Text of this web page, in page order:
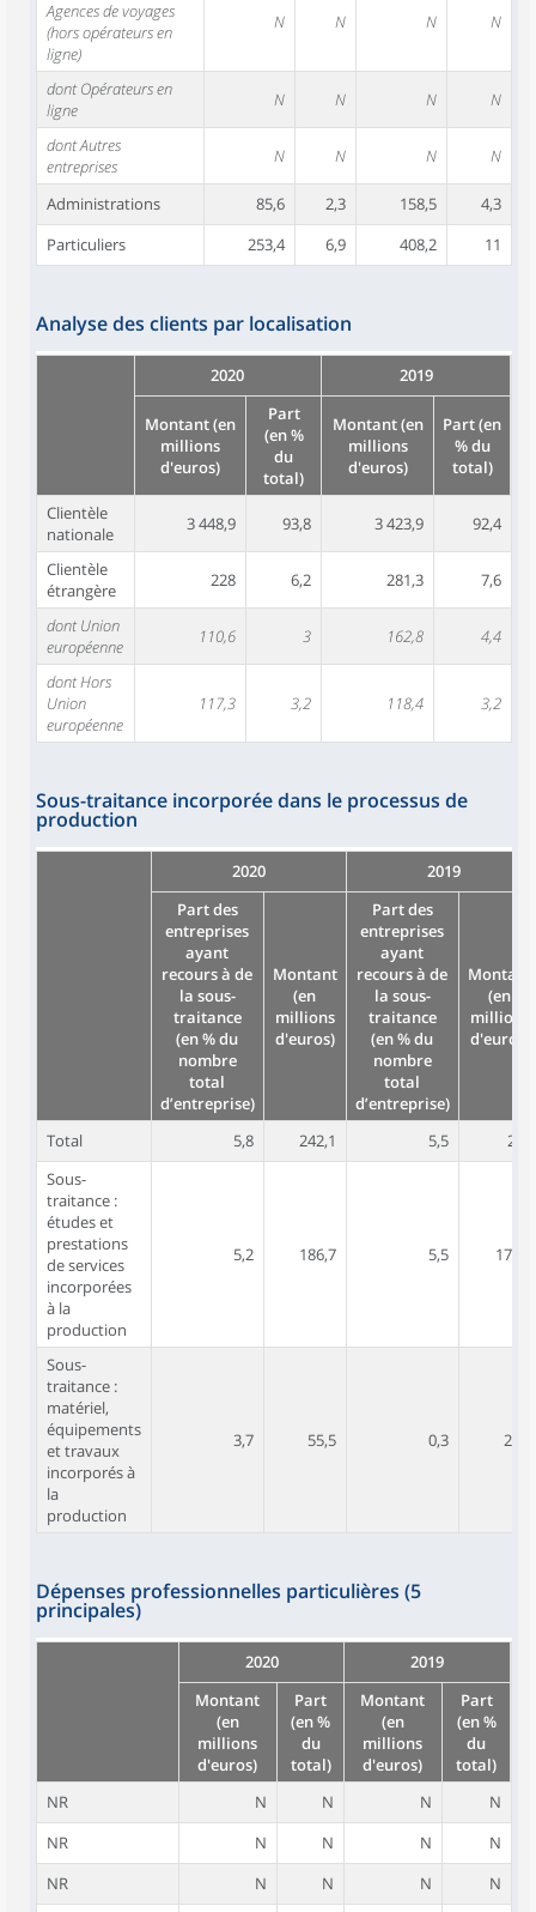
Agences de voyages
(hors opérateurs en
ligne)
N N N N
dont Opérateurs en
ligne
N N N N
dont Autres
entreprises
N N N N
Administrations 85,6 2,3 158,5
4,3
Particuliers
253,4 6,9 408,2 11
Analyse des clients par localisation
2020 2019
Montant (en
millions
d'euros)
Part
(en %
du
total)
Montant (en
millions
d'euros)
Part (en
% du
total)
Clientèle
nationale
3 448,9 93,8 3 423,9 92,4
Clientèle
étrangère
228 6,2 281,3 7,6
dont Union
européenne
110,6 3 162,8 4,4
dont Hors
Union
européenne
117,3 3,2 118,4 3,2
Sous-traitance incorporée dans le processus de
production
2020
2019
Part des
entreprises
ayant
recours à de
la sous-
traitance
(en % du
nombre
total
d’entreprise)
Montant
(en
millions
d'euros)
Part des
entreprises
ayant
recours à de
la sous-
traitance
(en % du
nombre
total
d’entreprise)
Montant
(en
millions
d'euros)
Total 5,8 242,1 5,5
204
Sous-
traitance :
études et
prestations
de services
incorporées
à la
production
5,2 186,7 5,5 179,2
Sous-
traitance :
matériel,
équipements
et travaux
incorporés à
la
production
3,7 55,5 0,3 24,8
Dépenses professionnelles particulières (5
principales)
2020
2019
Montant
(en
millions
d'euros)
Part
(en %
du
total)
Montant
(en
millions
d'euros)
Part
(en %
du
total)
NR
N N N
N
NR
N N N
N
NR
N N N
N